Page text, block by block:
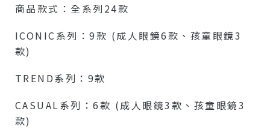
商品款式：全系列24款
ICONIC系列：9款 (成人眼鏡6款、孩童眼鏡3
款)
TREND系列：9款
CASUAL系列：6款 (成人眼鏡3款、孩童眼鏡3
款)